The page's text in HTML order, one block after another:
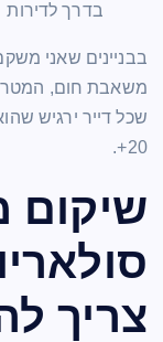
בדרך לדירות
בבניינים שאני
משאבת חום,
שכל דייר ירגיש
20+.
שיקום
צריך